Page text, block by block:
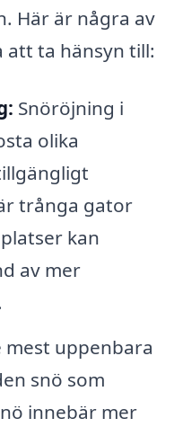
Här är några av
att ta hänsyn till:
Snöröjning i
olika
trånga gator
kan
av mer
mest uppenbara
snö som
innebär mer